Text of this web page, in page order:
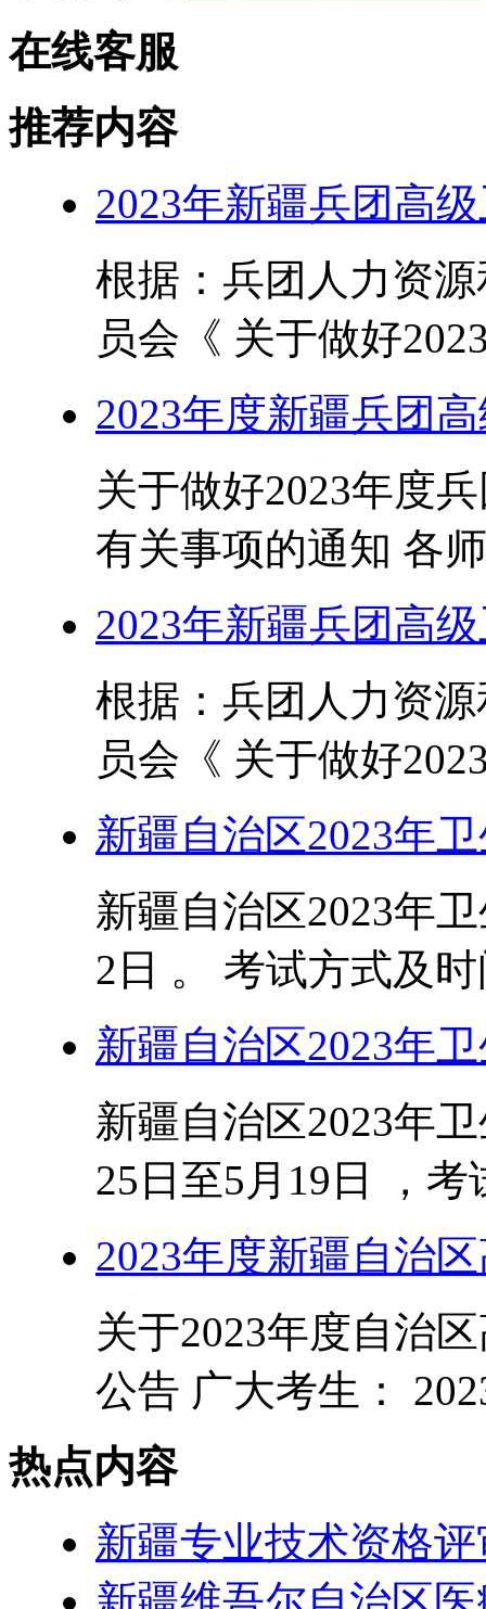
在线客服
推荐内容
2023年新疆兵团高
根据：兵团人力资
员会《 关于做好
2023年度新疆兵团
关于做好2023年度
有关事项的通知 各
2023年新疆兵团高
根据：兵团人力资
员会《 关于做好
新疆自治区2023年
新疆自治区2023年
2日 。 考试方式及
新疆自治区2023年
新疆自治区2023年
25日至5月19日 ，
2023年度新疆自治
关于2023年度自治
公告 广大考生：
热点内容
新疆专业技术资格